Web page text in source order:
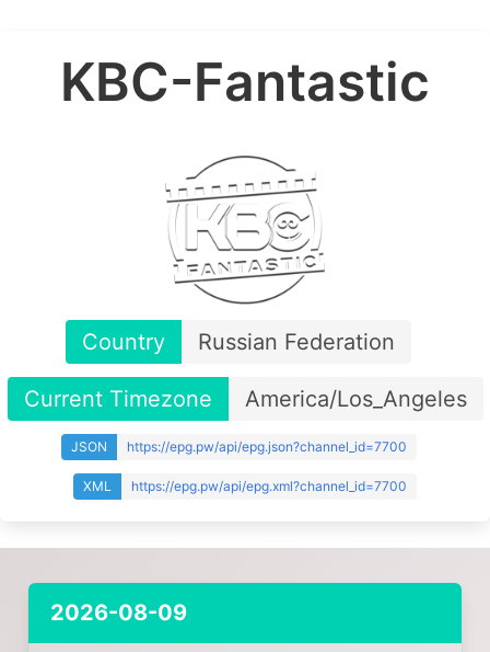
KBC-Fantastic
Country Russian Federation
Current Timezone America/Los_Angeles
JSON https://epg.pw/api/epg.json?channel_id=7700
XML https://epg.pw/api/epg.xml?channel_id=7700
2026-08-09